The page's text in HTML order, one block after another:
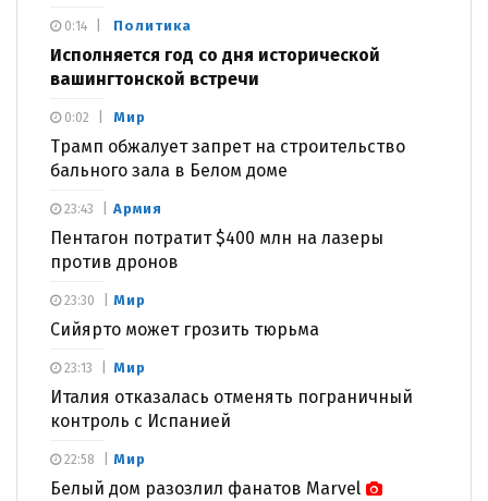
Политика
Исполняется год со дня исторической
вашингтонской встречи
0:14
Мир
Трамп обжалует запрет на строительство
бального зала в Белом доме
0:02
Армия
Пентагон потратит $400 млн на лазеры
против дронов
23:43
Мир
Сийярто может грозить тюрьма
23:30
Мир
Италия отказалась отменять пограничный
контроль с Испанией
23:13
Мир
Белый дом разозлил фанатов Marvel
22:58